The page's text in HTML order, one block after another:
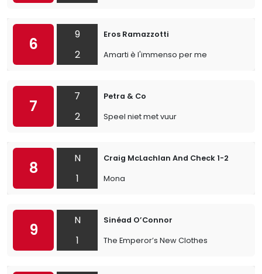
6
9
2
Eros Ramazzotti
Amarti è l'immenso per me
7
7
2
Petra & Co
Speel niet met vuur
8
N
1
Craig McLachlan And Check 1-2
Mona
9
N
1
Sinéad O’Connor
The Emperor’s New Clothes